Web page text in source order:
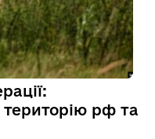
рф та